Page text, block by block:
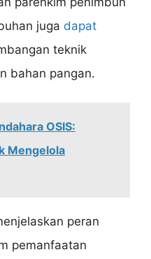
juga dapat
teknik
bahan pangan.
OSIS:
Mengelola
peran
pemanfaatan